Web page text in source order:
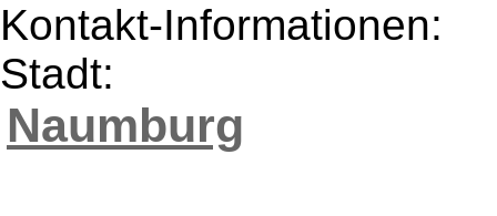
Kontakt-Informationen:
Stadt:
Naumburg